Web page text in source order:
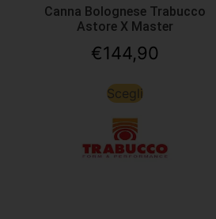
Canna Bolognese Trabucco
Astore X Master
€144,90
Scegli